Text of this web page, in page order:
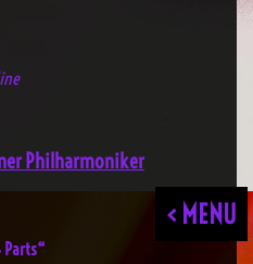
< MENU
Philharmoniker